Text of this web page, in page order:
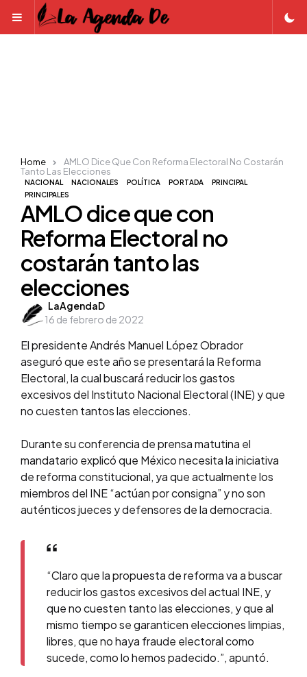
Menu
NACIONAL NACIONALES POLÍTICA PORTADA
PRINCIPAL
PRINCIPALES
AMLO dice que con
Reforma Electoral no
costarán tanto las
elecciones
Posted
by
LaAgendaD
16 de febrero de 2022
Home
AMLO Dice Que Con Reforma Electoral No Costarán
Tanto Las Elecciones
El presidente Andrés Manuel López Obrador
aseguró que este año se presentará la Reforma
Electoral, la cual buscará reducir los gastos
excesivos del Instituto Nacional Electoral (INE) y que
no cuesten tantos las elecciones.
Durante su conferencia de prensa matutina el
mandatario explicó que México necesita la iniciativa
de reforma constitucional, ya que actualmente los
miembros del INE “actúan por consigna” y no son
auténticos jueces y defensores de la democracia.
“Claro que la propuesta de reforma va a buscar
reducir los gastos excesivos del actual INE, y
que no cuesten tanto las elecciones, y que al
mismo tiempo se garanticen elecciones limpias,
libres, que no haya fraude electoral como
sucede, como lo hemos padecido.”, apuntó.